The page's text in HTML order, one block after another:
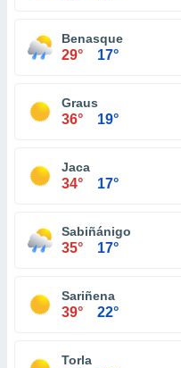
Benasque
29° 17°
Graus
36° 19°
Jaca
34° 17°
Sabiñánigo
35° 17°
Sariñena
39° 22°
Torla